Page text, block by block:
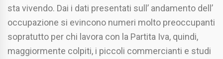
sta vivendo. Dai i dati presentati sull’ andamento dell’
occupazione si evincono numeri molto preoccupanti
sopratutto per chi lavora con la Partita Iva, quindi,
maggiormente colpiti, i piccoli commercianti e studi